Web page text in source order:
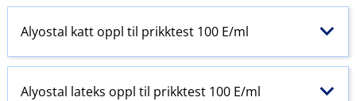
Alyostal katt oppl til prikktest 100 E​/​ml
Alyostal lateks oppl til prikktest 100 E​/​ml